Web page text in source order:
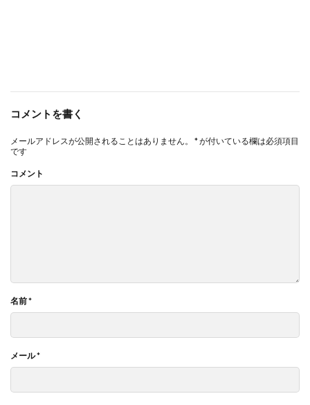
コメントを書く
メールアドレスが公開されることはありません。 *が付いている欄は必須項目
です
コメント
名前*
メール*